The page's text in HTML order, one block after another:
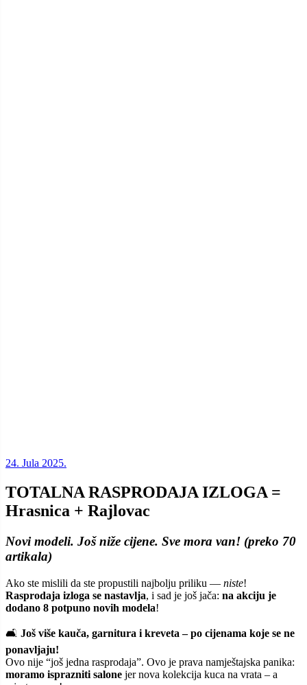
24. Jula 2025.
TOTALNA RASPRODAJA IZLOGA =
Hrasnica + Rajlovac
Novi modeli. Još niže cijene. Sve mora van! (preko 70
artikala)
Ako ste mislili da ste propustili najbolju priliku — niste!
Rasprodaja izloga se nastavlja, i sad je još jača: na akciju je
dodano 8 potpuno novih modela!
🛋️ Još više kauča, garnitura i kreveta – po cijenama koje se ne
ponavljaju!
Ovo nije “još jedna rasprodaja”. Ovo je prava namještajska panika:
moramo isprazniti salone jer nova kolekcija kuca na vrata – a